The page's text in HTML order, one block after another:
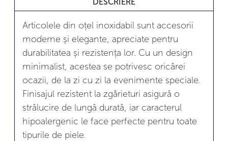
Articolele din oțel inoxidabil sunt accesorii
moderne și elegante, apreciate pentru
durabilitatea și rezistența lor. Cu un design
minimalist, acestea se potrivesc oricărei
ocazii, de la zi cu zi la evenimente speciale.
Finisajul rezistent la zgârieturi asigură o
strălucire de lungă durată, iar caracterul
hipoalergenic le face perfecte pentru toate
tipurile de piele.